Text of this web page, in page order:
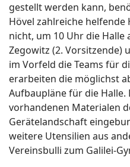
gestellt werden kann,
Hövel zahlreiche helfende
nicht, um 10 Uhr die Halle
Zegowitz (2. Vorsitzende)
im Vorfeld die Teams für
erarbeiten die möglichst
Aufbaupläne für die Halle.
vorhandenen Materialen
Gerätelandschaft
weitere Utensilien aus
Vereinsbulli zum Galilei-